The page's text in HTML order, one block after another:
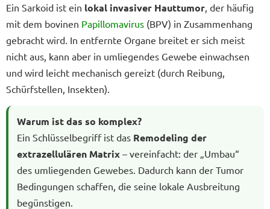
Ein Sarkoid ist ein lokal invasiver Hauttumor , der häufig
mit dem bovinen Papillomavirus (BPV) in Zusammenhang
gebracht wird. In entfernte Organe breitet er sich meist
nicht aus, kann aber in umliegendes Gewebe einwachsen
und wird leicht mechanisch gereizt (durch Reibung,
Schürfstellen, Insekten).
Warum ist das so komplex?
Ein Schlüsselbegriff ist das Remodeling der
extrazellulären Matrix – vereinfacht: der „Umbau“
des umliegenden Gewebes. Dadurch kann der Tumor
Bedingungen schaffen, die seine lokale Ausbreitung
begünstigen.